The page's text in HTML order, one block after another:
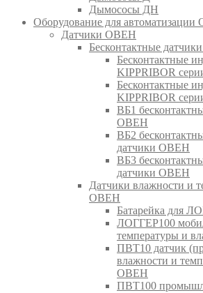
Дымососы ДН
Оборудование для
Датчики ОВЕН
Бесконтактные
Бесконтактные
KIPPRIBOR
Бесконтактные
KIPPRIBOR
ВБ1
ОВЕН
ВБ2
датчики ОВЕН
ВБ3
датчики ОВЕН
Датчики влажности и
ОВЕН
Батарейка для
ЛОГГЕР100
температуры и
ПВТ10 датчик
влажности и
ОВЕН
ПВТ100